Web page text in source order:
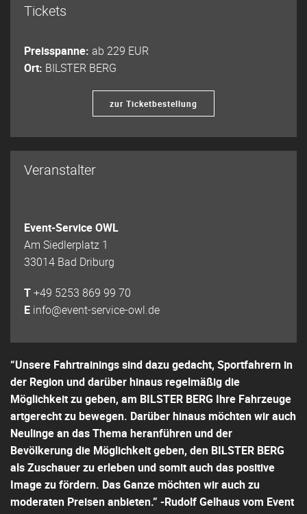
Tickets
Preisspanne: ab 229 EUR
Ort: BILSTER BERG
zur Ticketbestellung
Veranstalter
Event-Service OWL
Am Siedlerplatz 1
33014 Bad Driburg
T+49 5253 869 99 70
E info@event-service-owl.de
“Unsere Fahrtrainings sind dazu gedacht, Sportfahrern in
der Region und darüber hinaus regelmäßig die
Möglichkeit zu geben, am BILSTER BERG Ihre Fahrzeuge
artgerecht zu bewegen. Darüber hinaus möchten wir auch
Neulinge an das Thema heranführen und der
Bevölkerung die Möglichkeit geben, den BILSTER BERG
als Zuschauer zu erleben und somit auch das positive
Image zu fördern. Das Ganze möchten wir auch zu
moderaten Preisen anbieten.” -Rudolf Gelhaus vom Event